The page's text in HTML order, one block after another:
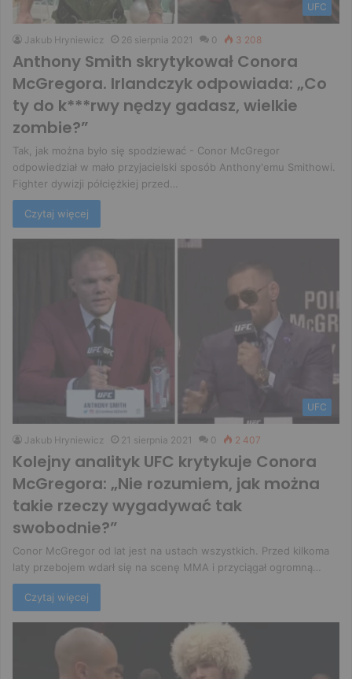
UFC
Jakub Hryniewicz 26 sierpnia 2021 0 3 208
Anthony Smith skrytykował Conora
McGregora. Irlandczyk odpowiada: „Co
ty do k***rwy nędzy gadasz, wielkie
zombie?”
Tak, jak można było się spodziewać - Conor McGregor
odpowiedział w mało przyjacielski sposób Anthony'emu Smithowi.
Fighter dywizji półciężkiej przed…
Czytaj więcej
UFC
Jakub Hryniewicz 21 sierpnia 2021 0 2 407
Kolejny analityk UFC krytykuje Conora
McGregora: „Nie rozumiem, jak można
takie rzeczy wygadywać tak
swobodnie?”
Conor McGregor od lat jest na ustach wszystkich. Przed kilkoma
laty przebojem wdarł się na scenę MMA i przyciągał ogromną…
Czytaj więcej